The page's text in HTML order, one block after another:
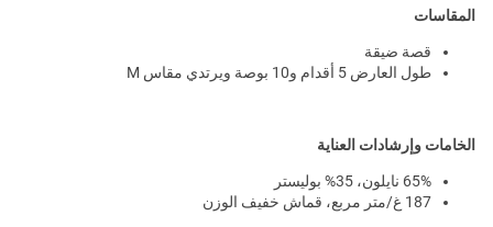
المقاسات
قصة ضيقة
طول العارض 5 أقدام و10 بوصة ويرتدي مقاس M
الخامات وإرشادات العناية
65% نايلون، 35% بوليستر
187 غ/متر مربع، قماش خفيف الوزن